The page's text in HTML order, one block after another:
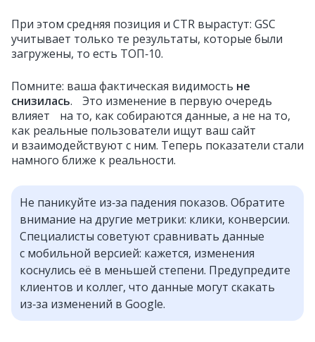
При этом средняя позиция и CTR вырастут: GSC
учитывает только те результаты, которые были
загружены, то есть ТОП‑10.
Помните: ваша фактическая видимость не
снизилась. Это изменение в первую очередь
влияет на то, как собираются данные, а не на то,
как реальные пользователи ищут ваш сайт
и взаимодействуют с ним. Теперь показатели стали
намного ближе к реальности.
Не паникуйте из‑за падения показов. Обратите
внимание на другие метрики: клики, конверсии.
Специалисты советуют сравнивать данные
с мобильной версией: кажется, изменения
коснулись её в меньшей степени. Предупредите
клиентов и коллег, что данные могут скакать
из‑за изменений в Google.